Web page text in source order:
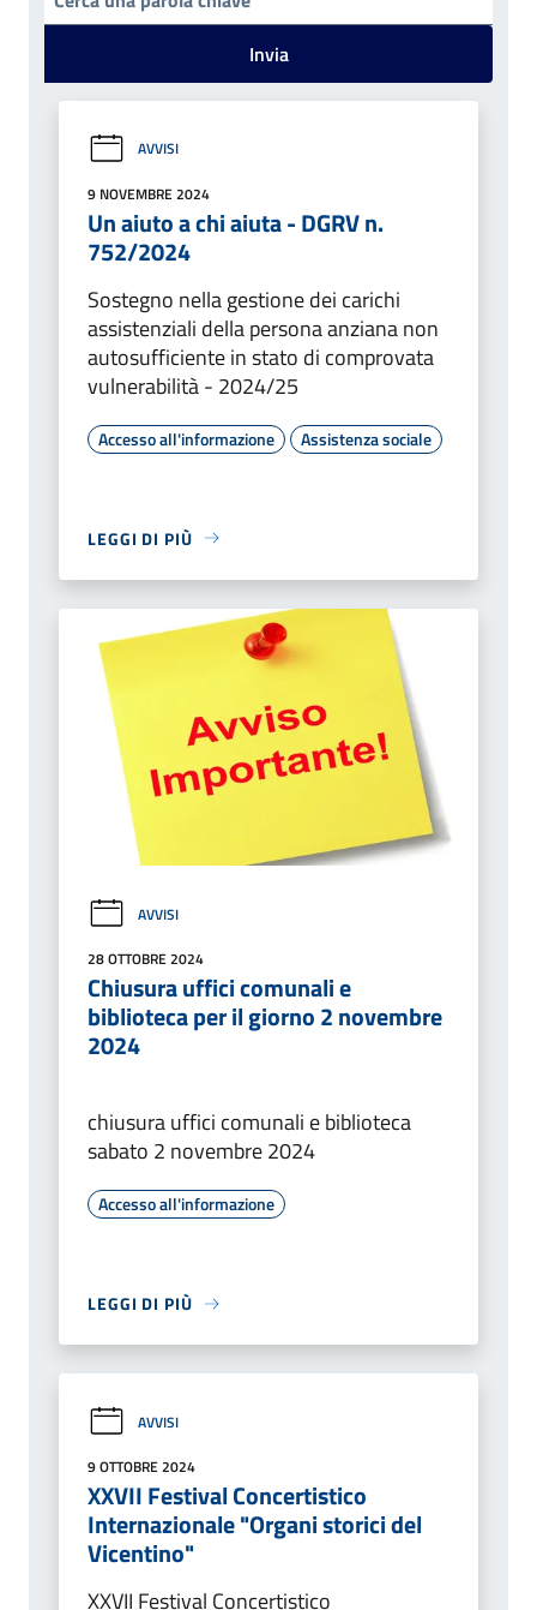
Invia
AVVISI
9 NOVEMBRE 2024
Un aiuto a chi aiuta - DGRV n.
752/2024
Sostegno nella gestione dei carichi
assistenziali della persona anziana non
autosufficiente in stato di comprovata
vulnerabilità - 2024/25
Accesso all'informazione Assistenza sociale
LEGGI DI PIÙ
AVVISI
28 OTTOBRE 2024
Chiusura uffici comunali e
biblioteca per il giorno 2 novembre
2024
chiusura uffici comunali e biblioteca
sabato 2 novembre 2024
Accesso all'informazione
LEGGI DI PIÙ
AVVISI
9 OTTOBRE 2024
XXVII Festival Concertistico
Internazionale "Organi storici del
Vicentino"
XXVII Festival Concertistico